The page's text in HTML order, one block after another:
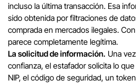
incluso la última transacción. Esa
sido obtenida por filtraciones de
comprada en mercados ilegales.
parece completamente legítima.
La solicitud de información. Una
confianza, el estafador solicita lo
NIP, el código de seguridad, un